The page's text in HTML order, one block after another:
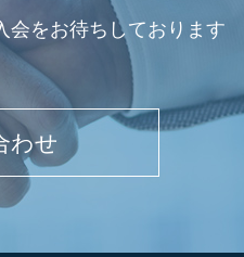
会をお待ちしております
わせ